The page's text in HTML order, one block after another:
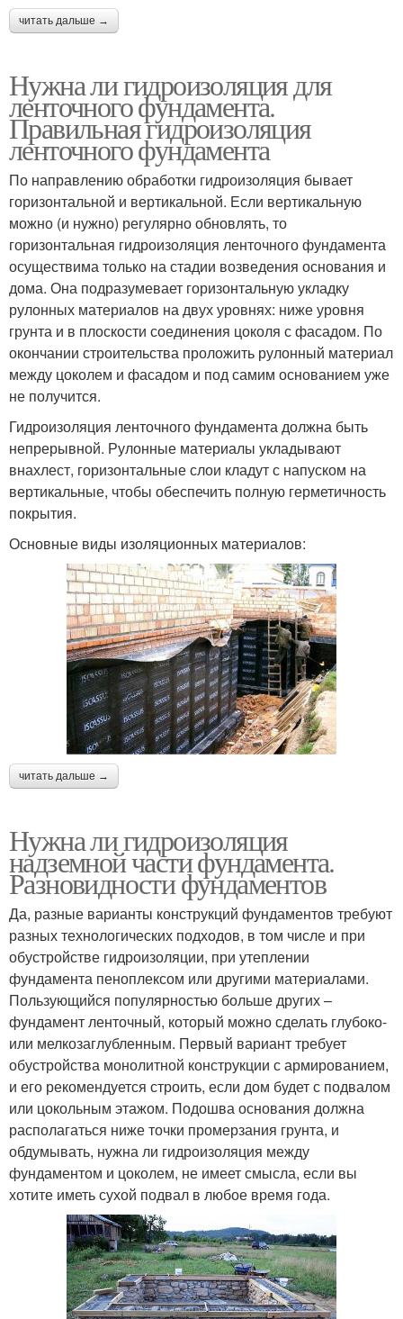
читать дальше →
Нужна ли гидроизоляция для
ленточного фундамента.
Правильная гидроизоляция
ленточного фундамента
По направлению обработки гидроизоляция бывает
горизонтальной и вертикальной. Если вертикальную
можно (и нужно) регулярно обновлять, то
горизонтальная гидроизоляция ленточного фундамента
осуществима только на стадии возведения основания и
дома. Она подразумевает горизонтальную укладку
рулонных материалов на двух уровнях: ниже уровня
грунта и в плоскости соединения цоколя с фасадом. По
окончании строительства проложить рулонный материал
между цоколем и фасадом и под самим основанием уже
не получится.
Гидроизоляция ленточного фундамента должна быть
непрерывной. Рулонные материалы укладывают
внахлест, горизонтальные слои кладут с напуском на
вертикальные, чтобы обеспечить полную герметичность
покрытия.
Основные виды изоляционных материалов:
читать дальше →
Нужна ли гидроизоляция
надземной части фундамента.
Разновидности фундаментов
Да, разные варианты конструкций фундаментов требуют
разных технологических подходов, в том числе и при
обустройстве гидроизоляции, при утеплении
фундамента пеноплексом или другими материалами.
Пользующийся популярностью больше других –
фундамент ленточный, который можно сделать глубоко-
или мелкозаглубленным. Первый вариант требует
обустройства монолитной конструкции с армированием,
и его рекомендуется строить, если дом будет с подвалом
или цокольным этажом. Подошва основания должна
располагаться ниже точки промерзания грунта, и
обдумывать, нужна ли гидроизоляция между
фундаментом и цоколем, не имеет смысла, если вы
хотите иметь сухой подвал в любое время года.